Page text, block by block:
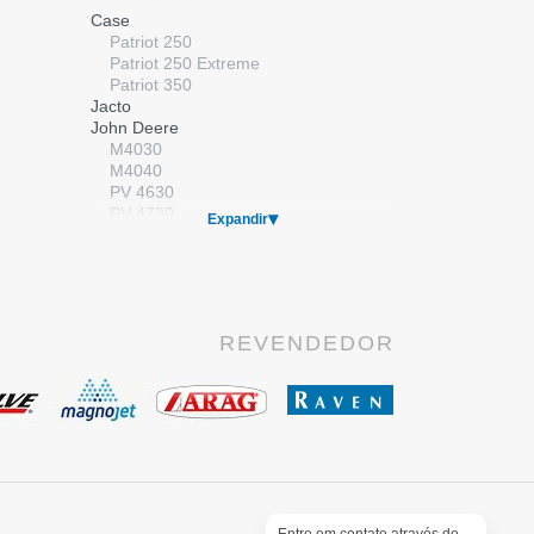
Válvulas Elétricas
Válvulas Manuais
Case
Patriot 250
Patriot 250 Extreme
Patriot 350
Jacto
John Deere
M4030
M4040
PV 4630
PV 4730
SP 2500 Premium
Stara
Gladiador
Imperador
Expandir
REVENDEDOR